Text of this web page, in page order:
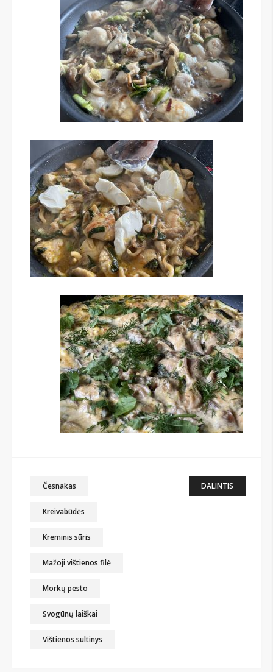
Česnakas
Kreivabūdės
Kreminis sūris
Mažoji vištienos filė
Morkų pesto
Svogūnų laiškai
Vištienos sultinys
DALINTIS